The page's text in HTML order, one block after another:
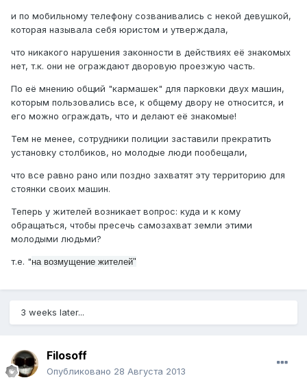
и по мобильному телефону созванивались с некой девушкой,
которая называла себя юристом и утверждала,
что никакого нарушения законности в действиях её знакомых
нет, т.к. они не ограждают дворовую проезжую часть.
По её мнению общий "кармашек" для парковки двух машин,
которым пользовались все, к общему двору не относится, и
его можно ограждать, что и делают её знакомые!
Тем не менее, сотрудники полиции заставили прекратить
установку столбиков, но молодые люди пообещали,
что все равно рано или поздно захватят эту территорию для
стоянки своих машин.
Теперь у жителей возникает вопрос: куда и к кому
обращаться, чтобы пресечь самозахват земли этими
молодыми людьми?
т.е. "на возмущение жителей"
3 weeks later...
Filosoff
Опубликовано 28 Августа 2013